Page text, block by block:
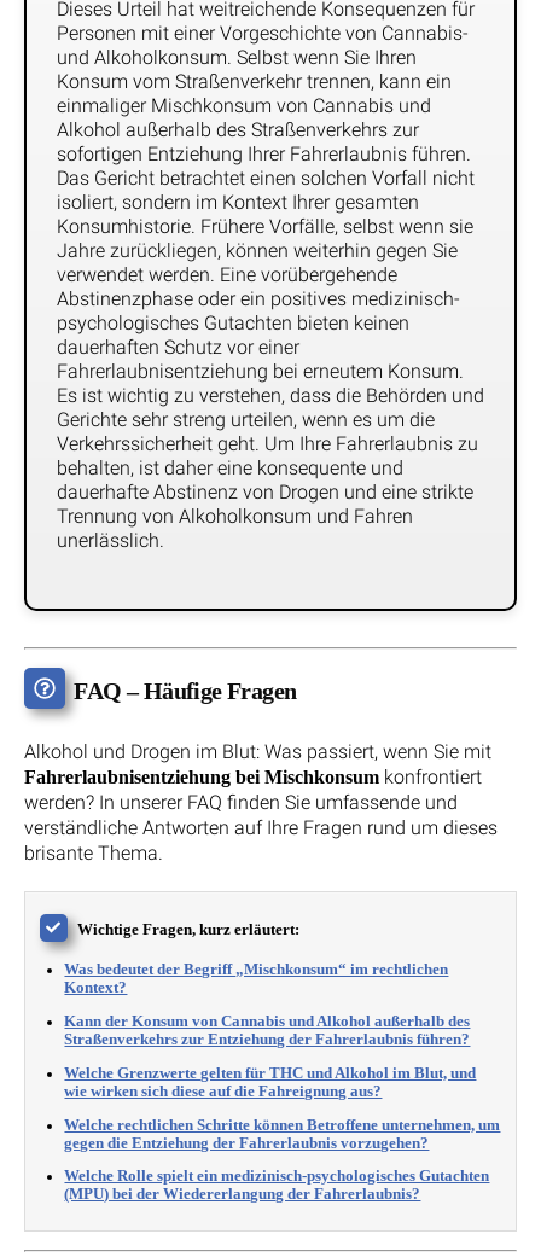
Dieses Urteil hat weitreichende Konsequenzen für
Personen mit einer Vorgeschichte von Cannabis-
und Alkoholkonsum. Selbst wenn Sie Ihren
Konsum vom Straßenverkehr trennen, kann ein
einmaliger Mischkonsum von Cannabis und
Alkohol außerhalb des Straßenverkehrs zur
sofortigen Entziehung Ihrer Fahrerlaubnis führen.
Das Gericht betrachtet einen solchen Vorfall nicht
isoliert, sondern im Kontext Ihrer gesamten
Konsumhistorie. Frühere Vorfälle, selbst wenn sie
Jahre zurückliegen, können weiterhin gegen Sie
verwendet werden. Eine vorübergehende
Abstinenzphase oder ein positives medizinisch-
psychologisches Gutachten bieten keinen
dauerhaften Schutz vor einer
Fahrerlaubnisentziehung bei erneutem Konsum.
Es ist wichtig zu verstehen, dass die Behörden und
Gerichte sehr streng urteilen, wenn es um die
Verkehrssicherheit geht. Um Ihre Fahrerlaubnis zu
behalten, ist daher eine konsequente und
dauerhafte Abstinenz von Drogen und eine strikte
Trennung von Alkoholkonsum und Fahren
unerlässlich.
FAQ – Häufige Fragen
Alkohol und Drogen im Blut: Was passiert, wenn Sie mit
Fahrerlaubnisentziehung bei Mischkonsum konfrontiert
werden? In unserer FAQ finden Sie umfassende und
verständliche Antworten auf Ihre Fragen rund um dieses
brisante Thema.
Wichtige Fragen, kurz erläutert:
Was bedeutet der Begriff „Mischkonsum“ im rechtlichen
Kontext?
Kann der Konsum von Cannabis und Alkohol außerhalb des
Straßenverkehrs zur Entziehung der Fahrerlaubnis führen?
Welche Grenzwerte gelten für THC und Alkohol im Blut, und
wie wirken sich diese auf die Fahreignung aus?
Welche rechtlichen Schritte können Betroffene unternehmen, um
gegen die Entziehung der Fahrerlaubnis vorzugehen?
Welche Rolle spielt ein medizinisch-psychologisches Gutachten
(MPU) bei der Wiedererlangung der Fahrerlaubnis?